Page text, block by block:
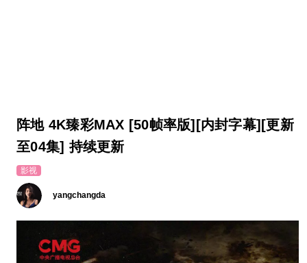
阵地 4K臻彩MAX [50帧率版][内封字幕][更新
至04集] 持续更新
影视
yangchangda